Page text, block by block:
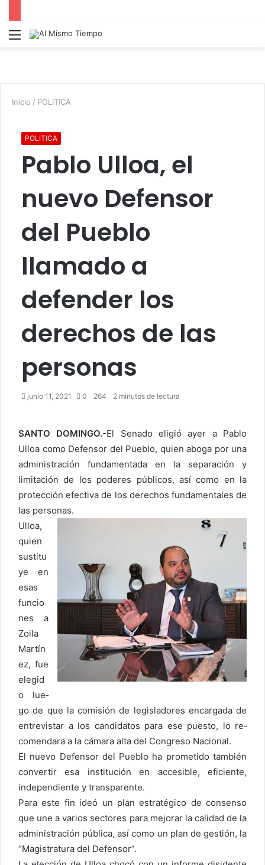
Menú
Inicio / POLITICA
POLITICA
Pablo Ulloa, el
nuevo Defensor
del Pueblo
llamado a
defender los
derechos de las
personas
junio 11, 2021 0 264 2 minutos de lectura
SANTO DOMINGO.-El Senado eligió ayer a Pa­blo
Ulloa como Defensor del Pueblo, quien aboga por una
administración fundamentada en la sepa­ración y
limitación de los poderes públicos, así co­mo en la
protección efecti­va de los derechos funda­mentales de
las personas.
Ulloa,
quien
sustitu
ye en
esas
funcio
nes a
Zoila
Martín
ez, fue
elegid
o lue­
go de que la comisión de legisladores encargada de
entrevistar a los candida­tos para ese puesto, lo re­
comendara a la cámara al­ta del Congreso Nacional.
El nuevo Defensor del Pueblo ha prometido tam­bién
convertir esa insti­tución en accesible, efi­ciente,
independiente y transparente.
Para este fin ideó un plan estratégico de con­senso
que une a varios sec­tores para mejorar la cali­dad de la
administración pública, así como un plan de gestión, la
“Magistratu­ra del Defensor”.